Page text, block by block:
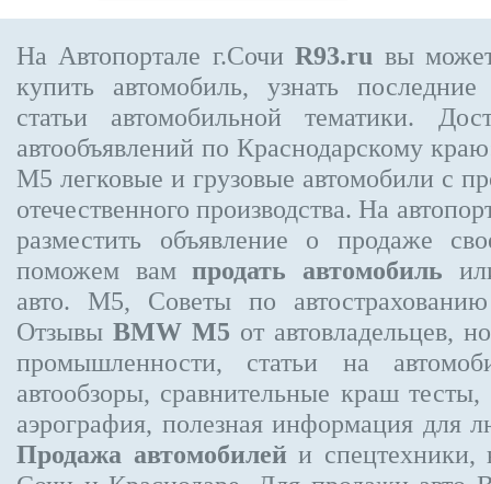
На Автопортале г.СочиR93.ru вы
купить автомобиль, узнать
статьи автомобильной тематики.
автообъявлений по Краснодарскому
M5 легковые и грузовые автомобили с
отечественного производства. На
разместить объявление о продаже
поможем вампродать автомобиль
авто. M5, Советы по
Отзывы BMW M5 от автовладельцев,
промышленности, статьи на
автообзоры, сравнительные краш
аэрография, полезная информация для
Продажа автомобилей и спецтехники,